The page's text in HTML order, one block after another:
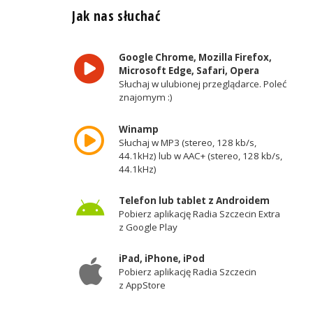
Jak nas słuchać
Google Chrome, Mozilla Firefox,
Microsoft Edge, Safari, Opera
Słuchaj w ulubionej przeglądarce. Poleć
znajomym :)
Winamp
Słuchaj w MP3 (stereo, 128 kb/s,
44.1kHz) lub w AAC+ (stereo, 128 kb/s,
44.1kHz)
Telefon lub tablet z Androidem
Pobierz aplikację Radia Szczecin Extra
z Google Play
iPad, iPhone, iPod
Pobierz aplikację Radia Szczecin
z AppStore